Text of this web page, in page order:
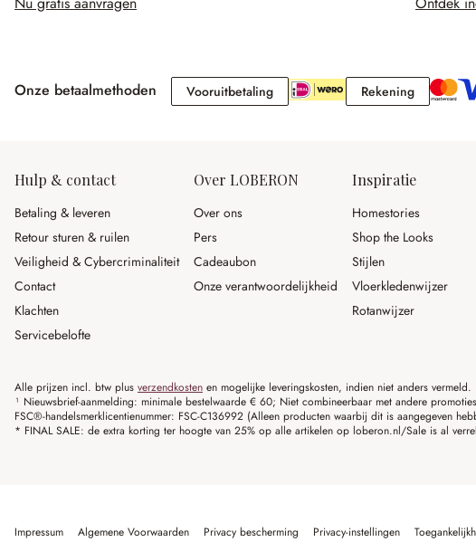
Onze betaalmethoden VooruitbetalingVooruitbetaling RekeningRekening
Hulp & contact
Betaling & leveren
Retour sturen & ruilen
Veiligheid & Cybercriminaliteit
Contact
Klachten
Servicebelofte
Over LOBERON
Over ons
Pers
Cadeaubon
Onze verantwoordelijkheid
Inspiratie
Homestories
Shop the Looks
Stijlen
Vloerkledenwijzer
Rotanwijzer
Alle prijzen incl. btw plus verzendkosten en mogelijke leveringskosten, indien niet anders vermeld.
¹ Nieuwsbrief-aanmelding: minimale bestelwaarde € 60; Niet combineerbaar met andere
FSC®-handelsmerklicentienummer: FSC-C136992 (Alleen producten waarbij dit is aangegeven
* FINAL SALE: de extra korting ter hoogte van 25% op alle artikelen op loberon.nl/Sale is al
Impressum Algemene Voorwaarden Privacy bescherming Privacy-instellingen